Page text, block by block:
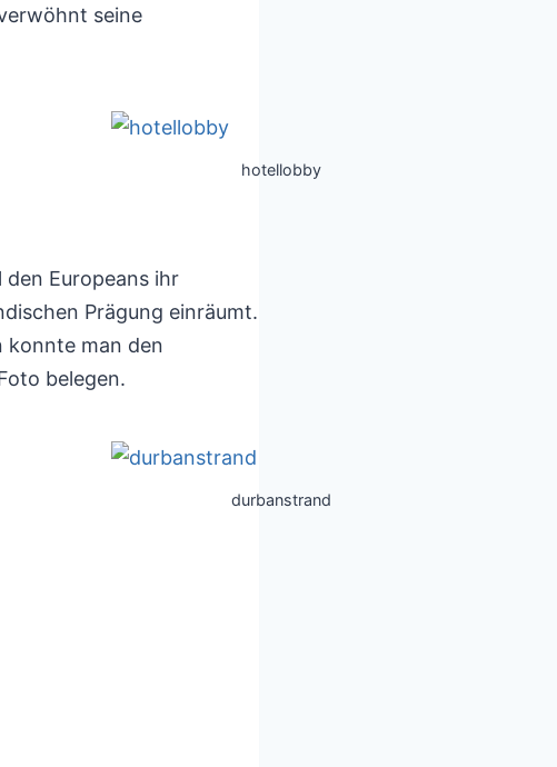
seine
hotellobby
Europeans ihr
Prägung einräumt.
konnte man den
belegen.
durbanstrand